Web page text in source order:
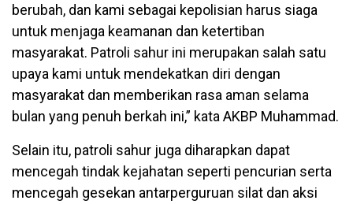
berubah, dan kami sebagai kepolisian harus siaga
untuk menjaga keamanan dan ketertiban
masyarakat. Patroli sahur ini merupakan salah satu
upaya kami untuk mendekatkan diri dengan
masyarakat dan memberikan rasa aman selama
bulan yang penuh berkah ini,” kata AKBP Muhammad.
Selain itu, patroli sahur juga diharapkan dapat
mencegah tindak kejahatan seperti pencurian serta
mencegah gesekan antarperguruan silat dan aksi